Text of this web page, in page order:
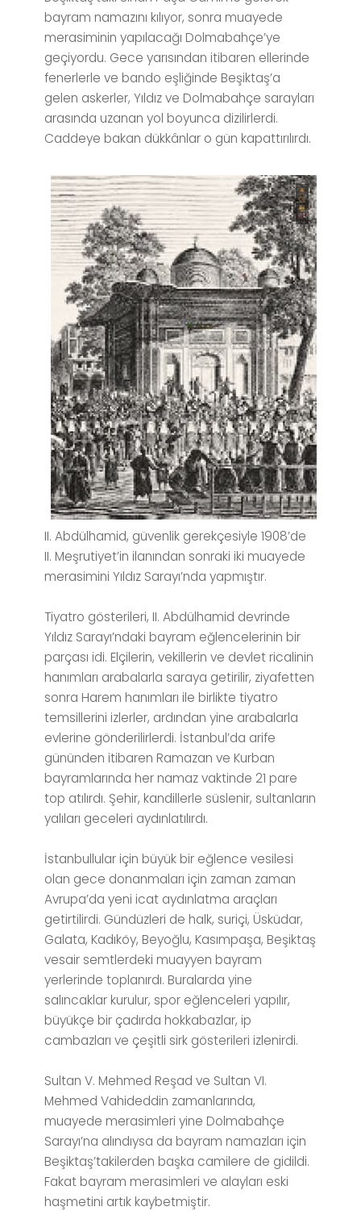
bayram namazını kılıyor, sonra muayede
merasiminin yapılacağı Dolmabahçe’ye
geçiyordu. Gece yarısından itibaren ellerinde
fenerlerle ve bando eşliğinde Beşiktaş’a
gelen askerler, Yıldız ve Dolmabahçe sarayları
arasında uzanan yol boyunca dizilirlerdi.
Caddeye bakan dükkânlar o gün kapattırılırdı.
II. Abdülhamid, güvenlik gerekçesiyle 1908’de
II. Meşrutiyet’in ilanından sonraki iki muayede
merasimini Yıldız Sarayı’nda yapmıştır.
Tiyatro gösterileri, II. Abdülhamid devrinde
Yıldız Sarayı’ndaki bayram eğlencelerinin bir
parçası idi. Elçilerin, vekillerin ve devlet ricalinin
hanımları arabalarla saraya getirilir, ziyafetten
sonra Harem hanımları ile birlikte tiyatro
temsillerini izlerler, ardından yine arabalarla
evlerine gönderilirlerdi. İstanbul’da arife
gününden itibaren Ramazan ve Kurban
bayramlarında her namaz vaktinde 21 pare
top atılırdı. Şehir, kandillerle süslenir, sultanların
yalıları geceleri aydınlatılırdı.
İstanbullular için büyük bir eğlence vesilesi
olan gece donanmaları için zaman zaman
Avrupa’da yeni icat aydınlatma araçları
getirtilirdi. Gündüzleri de halk, suriçi, Üsküdar,
Galata, Kadıköy, Beyoğlu, Kasımpaşa, Beşiktaş
vesair semtlerdeki muayyen bayram
yerlerinde toplanırdı. Buralarda yine
salıncaklar kurulur, spor eğlenceleri yapılır,
büyükçe bir çadırda hokkabazlar, ip
cambazları ve çeşitli sirk gösterileri izlenirdi.
Sultan V. Mehmed Reşad ve Sultan VI.
Mehmed Vahideddin zamanlarında,
muayede merasimleri yine Dolmabahçe
Sarayı’na alındıysa da bayram namazları için
Beşiktaş’takilerden başka camilere de gidildi.
Fakat bayram merasimleri ve alayları eski
haşmetini artık kaybetmiştir.